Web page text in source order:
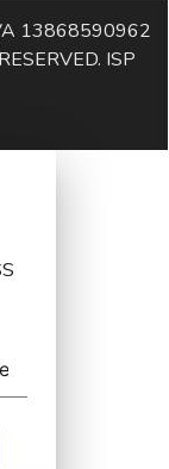
13868590962
ISP